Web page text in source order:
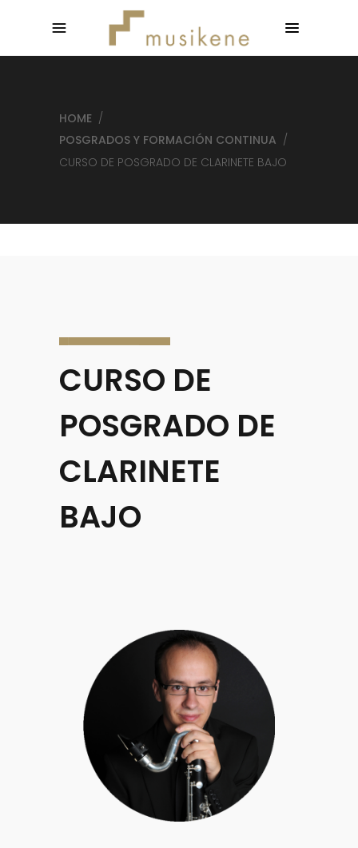
HOME /
POSGRADOS Y FORMACIÓN CONTINUA /
CURSO DE POSGRADO DE CLARINETE BAJO
CURSO DE
POSGRADO DE
CLARINETE
BAJO